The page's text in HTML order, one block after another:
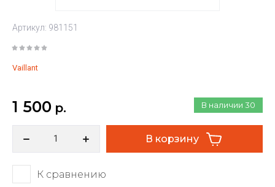
Артикул: 981151
Vaillant
В наличии 30
1 500 р.
В корзину
К сравнению